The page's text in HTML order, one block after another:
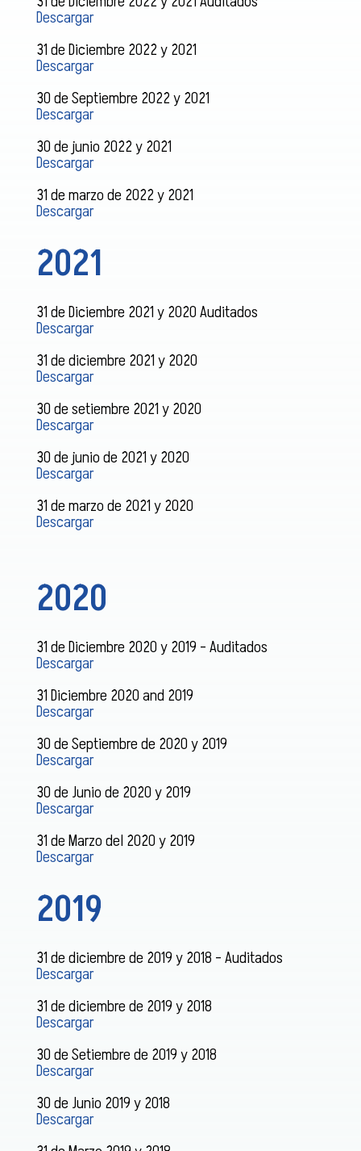
Descargar
31 de Diciembre 2022 y 2021
Descargar
30 de Septiembre 2022 y 2021
Descargar
30 de junio 2022 y 2021
Descargar
31 de marzo de 2022 y 2021
Descargar
2021
31 de Diciembre 2021 y 2020 Auditados
Descargar
31 de diciembre 2021 y 2020
Descargar
30 de setiembre 2021 y 2020
Descargar
30 de junio de 2021 y 2020
Descargar
31 de marzo de 2021 y 2020
Descargar
2020
31 de Diciembre 2020 y 2019 – Auditados
Descargar
31 Diciembre 2020 and 2019
Descargar
30 de Septiembre de 2020 y 2019
Descargar
30 de Junio de 2020 y 2019
Descargar
31 de Marzo del 2020 y 2019
Descargar
2019
31 de diciembre de 2019 y 2018 – Auditados
Descargar
31 de diciembre de 2019 y 2018
Descargar
30 de Setiembre de 2019 y 2018
Descargar
30 de Junio 2019 y 2018
Descargar